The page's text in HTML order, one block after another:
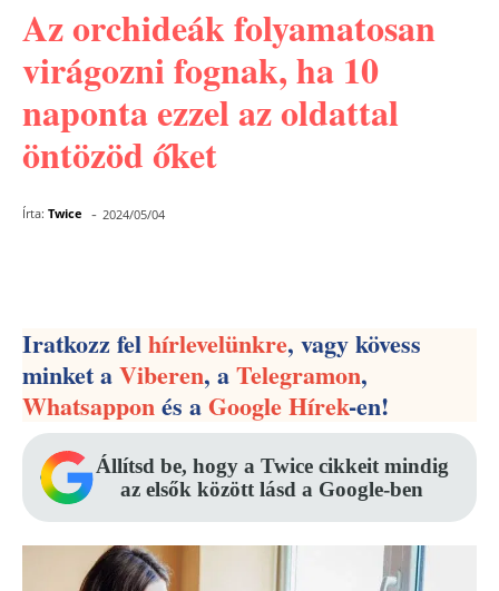
Az orchideák folyamatosan
virágozni fognak, ha 10
naponta ezzel az oldattal
öntözöd őket
Írta: Twice - 2024/05/04
Iratkozz felhírlevelünkre, vagy kövess
minket aViberen, aTelegramon,
Whatsapponés aGoogle Hírek-en!
Állítsd be, hogy a Twice cikkeit mindig
az elsők között lásd a Google-ben